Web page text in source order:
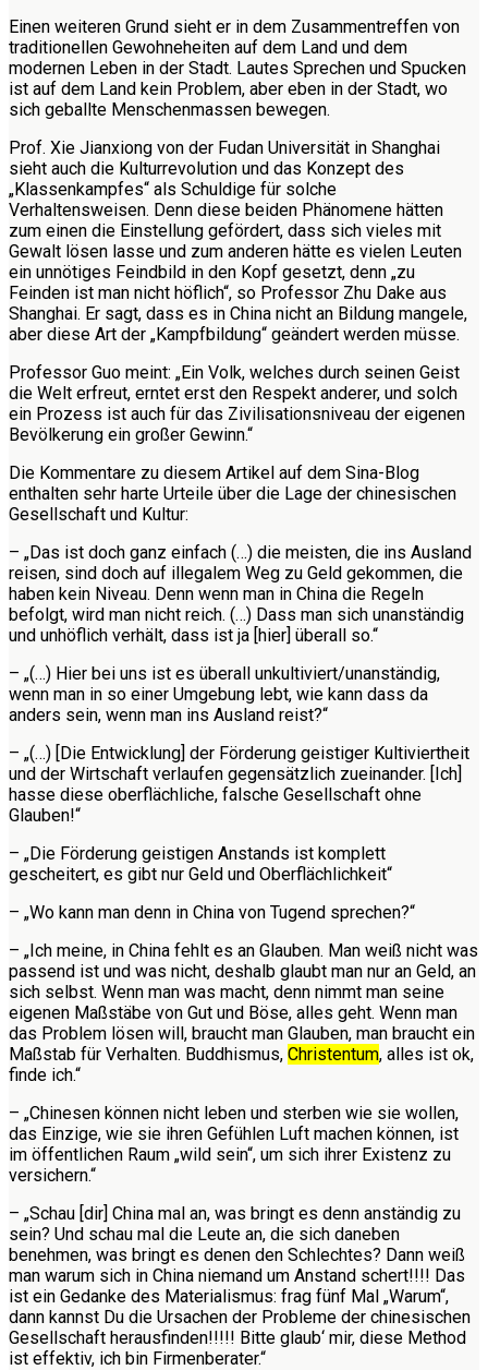
Einen weiteren Grund sieht er in dem Zusammentreffen von
traditionellen Gewohneheiten auf dem Land und dem
modernen Leben in der Stadt. Lautes Sprechen und Spucken
ist auf dem Land kein Problem, aber eben in der Stadt, wo
sich geballte Menschenmassen bewegen.
Prof. Xie Jianxiong von der Fudan Universität in Shanghai
sieht auch die Kulturrevolution und das Konzept des
„Klassenkampfes“ als Schuldige für solche
Verhaltensweisen. Denn diese beiden Phänomene hätten
zum einen die Einstellung gefördert, dass sich vieles mit
Gewalt lösen lasse und zum anderen hätte es vielen Leuten
ein unnötiges Feindbild in den Kopf gesetzt, denn „zu
Feinden ist man nicht höflich“, so Professor Zhu Dake aus
Shanghai. Er sagt, dass es in China nicht an Bildung mangele,
aber diese Art der „Kampfbildung“ geändert werden müsse.
Professor Guo meint: „Ein Volk, welches durch seinen Geist
die Welt erfreut, erntet erst den Respekt anderer, und solch
ein Prozess ist auch für das Zivilisationsniveau der eigenen
Bevölkerung ein großer Gewinn.“
Die Kommentare zu diesem Artikel auf dem Sina-Blog
enthalten sehr harte Urteile über die Lage der chinesischen
Gesellschaft und Kultur:
– „Das ist doch ganz einfach (…) die meisten, die ins Ausland
reisen, sind doch auf illegalem Weg zu Geld gekommen, die
haben kein Niveau. Denn wenn man in China die Regeln
befolgt, wird man nicht reich. (…) Dass man sich unanständig
und unhöflich verhält, dass ist ja [hier] überall so.“
– „(…) Hier bei uns ist es überall unkultiviert/unanständig,
wenn man in so einer Umgebung lebt, wie kann dass da
anders sein, wenn man ins Ausland reist?“
– „(…) [Die Entwicklung] der Förderung geistiger Kultiviertheit
und der Wirtschaft verlaufen gegensätzlich zueinander. [Ich]
hasse diese oberflächliche, falsche Gesellschaft ohne
Glauben!“
– „Die Förderung geistigen Anstands ist komplett
gescheitert, es gibt nur Geld und Oberflächlichkeit“
– „Wo kann man denn in China von Tugend sprechen?“
– „Ich meine, in China fehlt es an Glauben. Man weiß nicht was
passend ist und was nicht, deshalb glaubt man nur an Geld, an
sich selbst. Wenn man was macht, denn nimmt man seine
eigenen Maßstäbe von Gut und Böse, alles geht. Wenn man
das Problem lösen will, braucht man Glauben, man braucht ein
Maßstab für Verhalten. Buddhismus, Christentum, alles ist ok,
finde ich.“
– „Chinesen können nicht leben und sterben wie sie wollen,
das Einzige, wie sie ihren Gefühlen Luft machen können, ist
im öffentlichen Raum „wild sein“, um sich ihrer Existenz zu
versichern.“
– „Schau [dir] China mal an, was bringt es denn anständig zu
sein? Und schau mal die Leute an, die sich daneben
benehmen, was bringt es denen den Schlechtes? Dann weiß
man warum sich in China niemand um Anstand schert!!!! Das
ist ein Gedanke des Materialismus: frag fünf Mal „Warum“,
dann kannst Du die Ursachen der Probleme der chinesischen
Gesellschaft herausfinden!!!!! Bitte glaub‘ mir, diese Method
ist effektiv, ich bin Firmenberater.“